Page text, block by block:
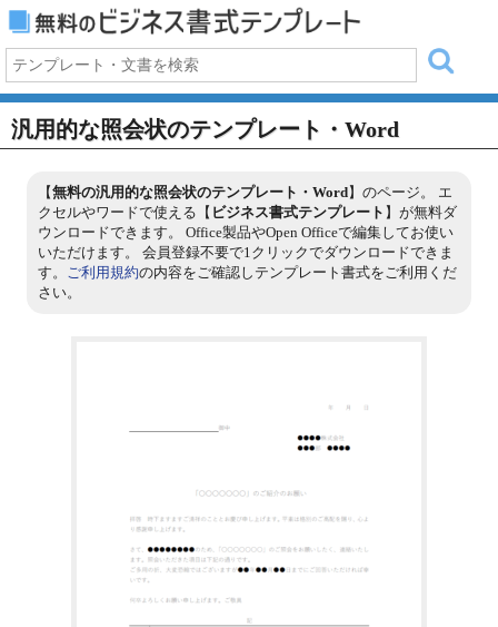
汎用的な照会状のテンプレート・Word
【無料の汎用的な照会状のテンプレート・Word】のページ。 エ
クセルやワードで使える【 ビジネス書式テンプレート 】が無料ダ
ウンロードできます。 Office製品やOpen Officeで編集してお使い
いただけます。 会員登録不要で1クリックでダウンロードできま
す。 ご利用規約の内容をご確認しテンプレート書式をご利用くだ
さい。